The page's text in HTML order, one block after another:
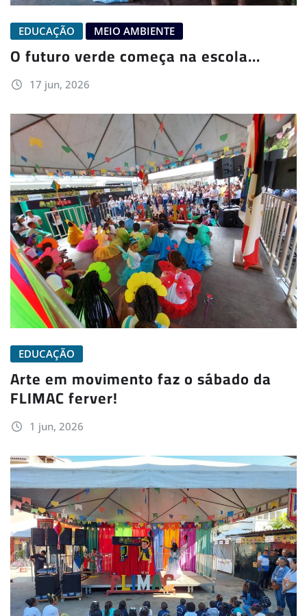
EDUCAÇÃO MEIO AMBIENTE
O futuro verde começa na escola…
17 jun, 2026
EDUCAÇÃO
Arte em movimento faz o sábado da
FLIMAC ferver!
1 jun, 2026